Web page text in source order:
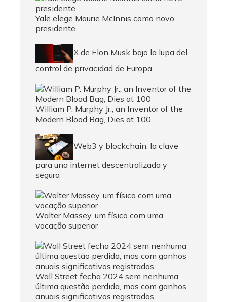
Yale elege Maurie McInnis como novo
presidente
X de Elon Musk bajo la lupa del
control de privacidad de Europa
William P. Murphy Jr., an Inventor of the
Modern Blood Bag, Dies at 100
Web3 y blockchain: la clave
para una internet descentralizada y
segura
Walter Massey, um físico com uma
vocação superior
Wall Street fecha 2024 sem nenhuma
última questão perdida, mas com ganhos
anuais significativos registrados